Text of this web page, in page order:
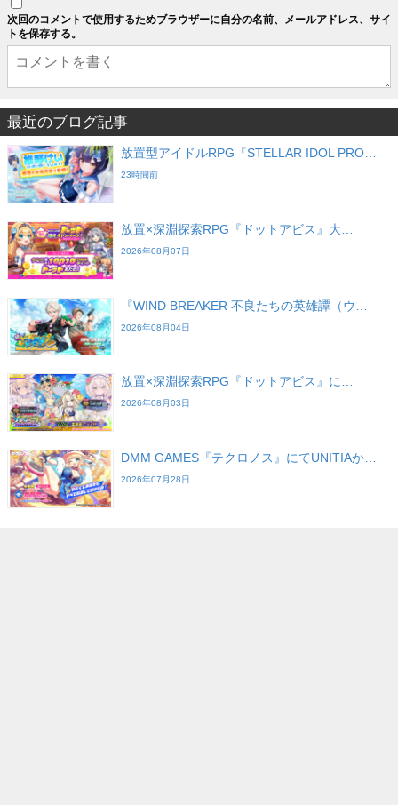
次回のコメントで使用するためブラウザーに自分の名前、メールアドレス、サイ
トを保存する。
最近のブログ記事
放置型アイドルRPG『STELLAR IDOL PRO…
23時間前
放置×深淵探索RPG『ドットアビス』大…
2026年08月07日
『WIND BREAKER 不良たちの英雄譚（ウ…
2026年08月04日
放置×深淵探索RPG『ドットアビス』に…
2026年08月03日
DMM GAMES『テクロノス』にてUNITIAか…
2026年07月28日